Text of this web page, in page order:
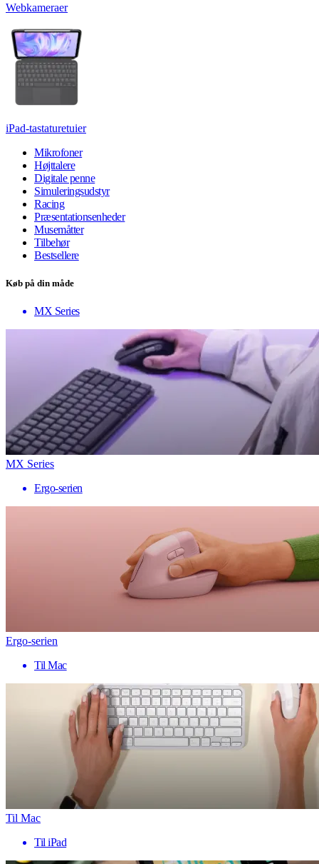
Webkameraer
iPad-tastaturetuier
Mikrofoner
Højttalere
Digitale penne
Simuleringsudstyr
Racing
Præsentationsenheder
Musemåtter
Tilbehør
Bestsellere
Køb på din måde
MX Series
MX Series
Ergo-serien
Ergo-serien
Til Mac
Til Mac
Til iPad